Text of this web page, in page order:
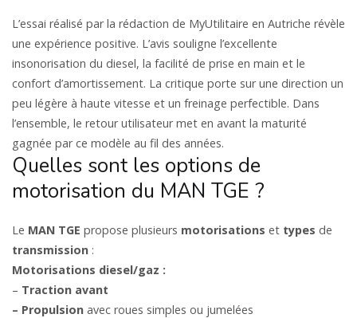
L’essai réalisé par la rédaction de MyUtilitaire en Autriche révèle
une expérience positive. L’avis souligne l’excellente
insonorisation du diesel, la facilité de prise en main et le
confort d’amortissement. La critique porte sur une direction un
peu légère à haute vitesse et un freinage perfectible. Dans
l’ensemble, le retour utilisateur met en avant la maturité
gagnée par ce modèle au fil des années.
Quelles sont les options de
motorisation du MAN TGE ?
Le MAN TGE propose plusieurs motorisations et types de
transmission :
Motorisations diesel/gaz :
– Traction avant
– Propulsion avec roues simples ou jumelées